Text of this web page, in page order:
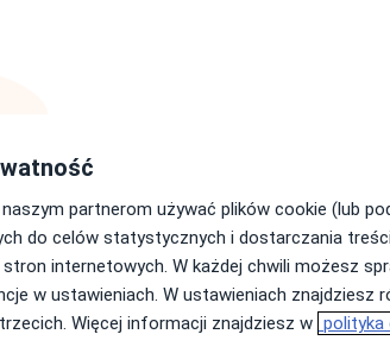
Dziś
7 Sie
Jutro
8 Sie
Ndz,
9 Sie
Pon,
Umawianie online nie jest dostępne
partnerom używać plików cookie (lub
do celów statystycznych i dostarczania
internetowych. W każdej chwili możesz
w ustawieniach. W ustawieniach znajdziesz
Więcej informacji znajdziesz w polityka